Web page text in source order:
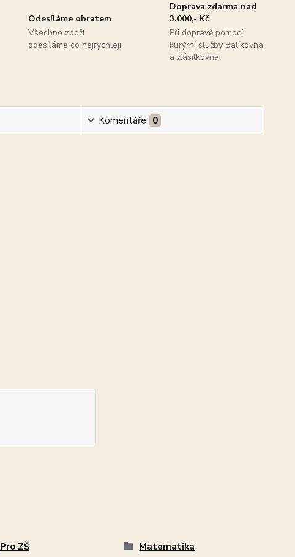
Odesíláme obratem
Všechno zboží
odesíláme co nejrychleji
Doprava zdarma nad
3.000,- Kč
Při dopravě pomocí
kurýrní služby Balíkovna
a Zásilkovna
Komentáře 0
Pro ZŠ Matematika